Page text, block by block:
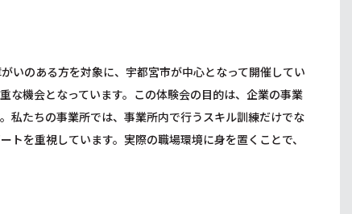
いのある方を対象に、宇都宮市が中心となって開催してい
な機会となっています。この体験会の目的は、企業の事業
私たちの事業所では、事業所内で行うスキル訓練だけでな
を重視しています。実際の職場環境に身を置くことで、